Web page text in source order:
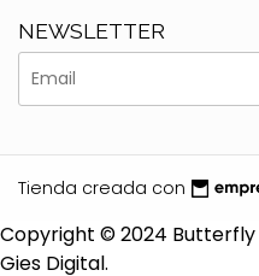
NEWSLETTER
Tienda creada con
Copyright © 2024
Gies Digital.